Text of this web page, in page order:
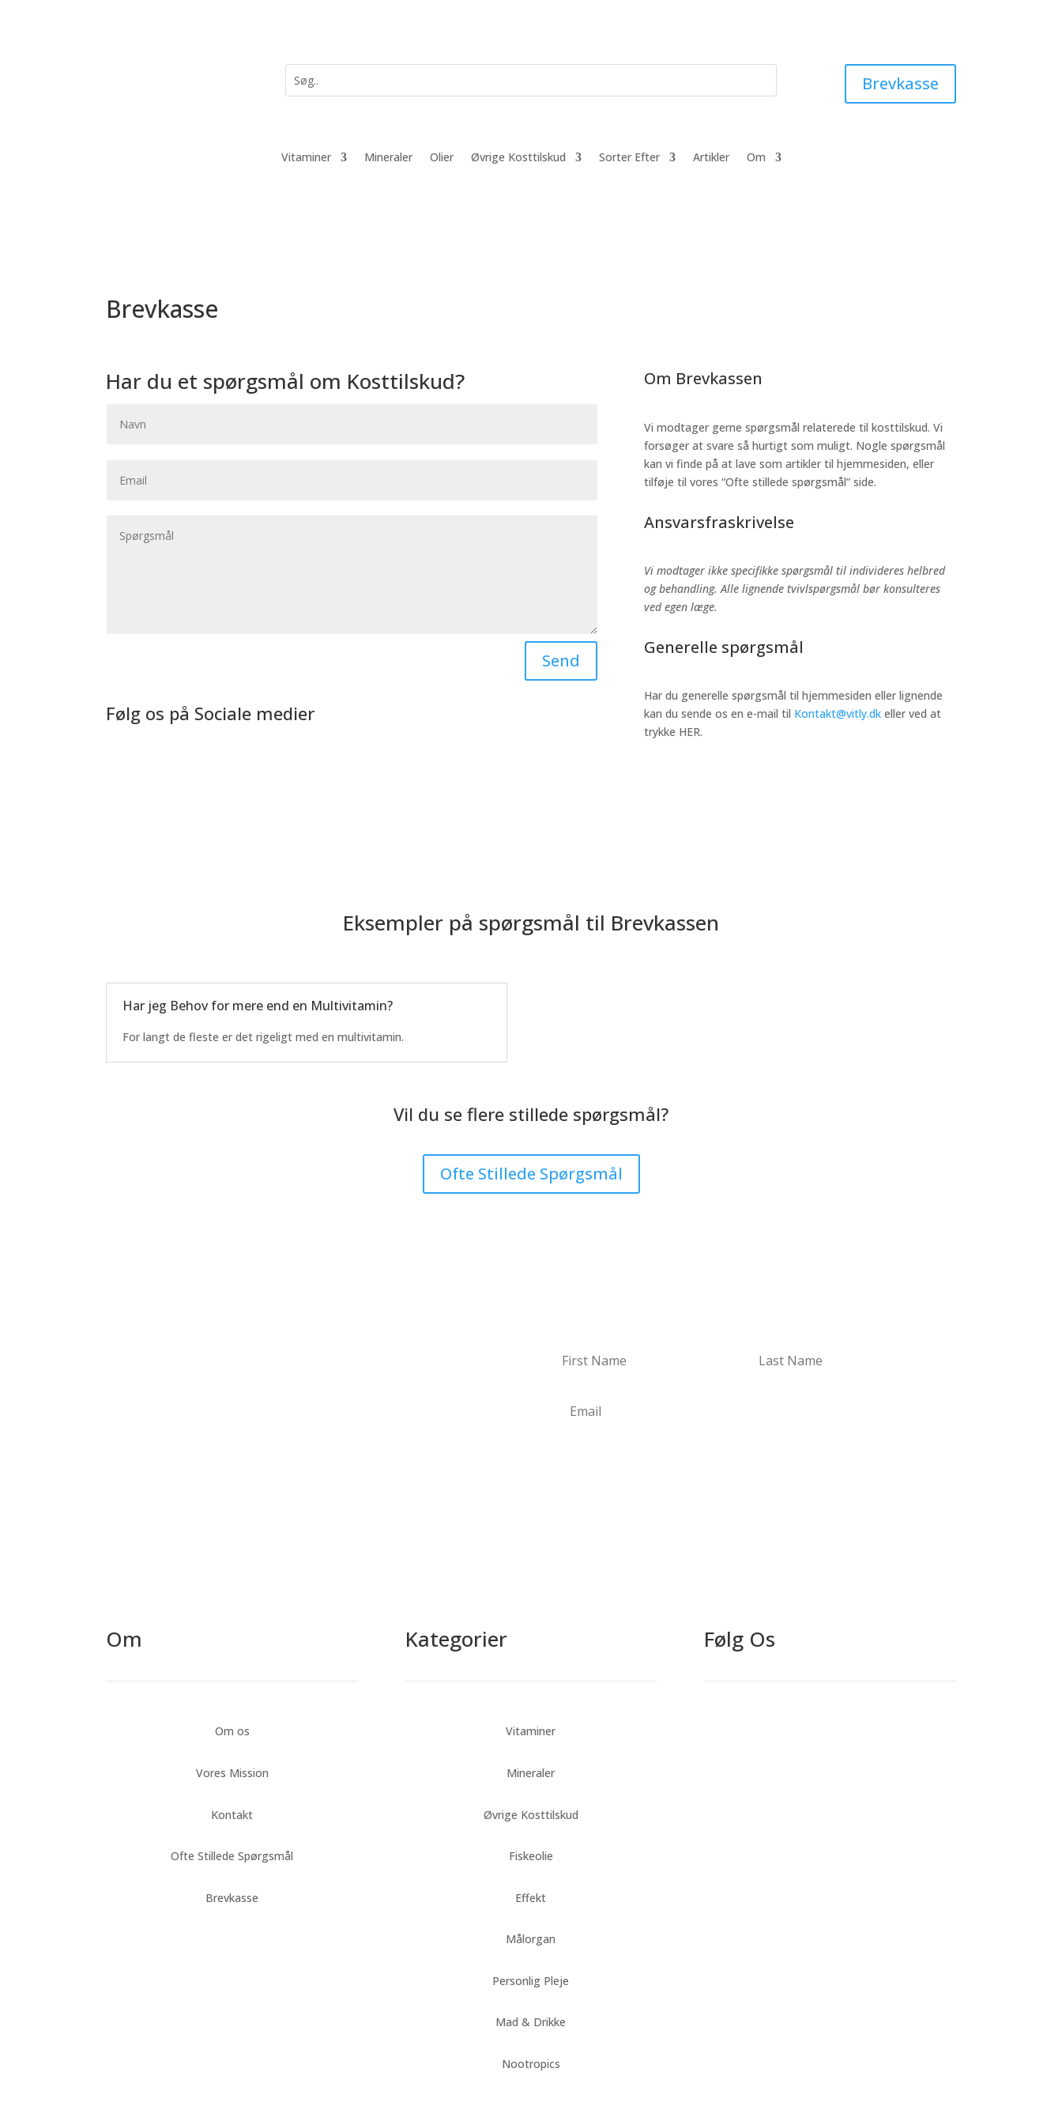
Brevkasse
Vitaminer Mineraler Olier Øvrige Kosttilskud Sorter Efter Artikler Om
Brevkasse
Har du et spørgsmål om Kosttilskud?
Send
Følg os på Sociale medier
Om Brevkassen
Vi modtager gerne spørgsmål relaterede til kosttilskud. Vi
forsøger at svare så hurtigt som muligt. Nogle spørgsmål
kan vi finde på at lave som artikler til hjemmesiden, eller
tilføje til vores “Ofte stillede spørgsmål” side.
Ansvarsfraskrivelse
Vi modtager ikke specifikke spørgsmål til individeres helbred
og behandling. Alle lignende tvivlspørgsmål bør konsulteres
ved egen læge.
Generelle spørgsmål
Har du generelle spørgsmål til hjemmesiden eller lignende
kan du sende os en e-mail til Kontakt@vitly.dkeller ved at
trykke HER.
Eksempler på spørgsmål til Brevkassen
Har jeg Behov for mere end en Multivitamin?
For langt de fleste er det rigeligt med en multivitamin.
Vil du se flere stillede spørgsmål?
Ofte Stillede Spørgsmål
Om
Om os
Vores Mission
Kontakt
Ofte Stillede Spørgsmål
Brevkasse
Kategorier
Vitaminer
Mineraler
Øvrige Kosttilskud
Fiskeolie
Effekt
Målorgan
Personlig Pleje
Mad & Drikke
Nootropics
Følg Os